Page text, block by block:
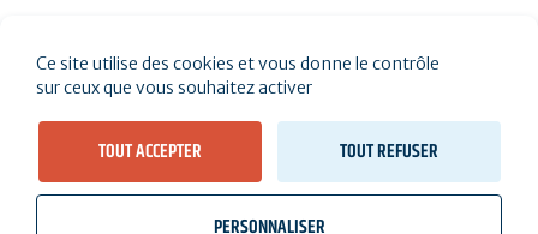
Voir les résultats sur la carte ( 94 résultats)
Ce site utilise des cookies et vous donne le contrôle
sur ceux que vous souhaitez activer
TOUT ACCEPTER TOUT REFUSER
PERSONNALISER